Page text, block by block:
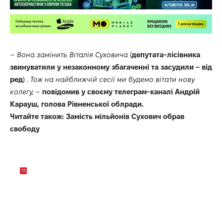
– Вона замінить Віталія Суховича (депутата-лісівника
звинуватили у незаконному збагаченні та засудили – від
ред) . Тож на найближчій сесії ми будемо вітати нову
колегу, – повідомив у своєму телеграм-каналі Андрій
Карауш, голова Рівненської облради.
Читайте також: Замість мільйонів Сухович обрав
свободу